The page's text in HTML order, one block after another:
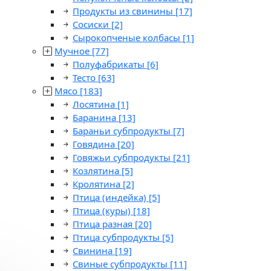
Продукты из свинины [17]
Сосиски [2]
Сырокопченые колбасы [1]
Мучное [77]
Полуфабрикаты [6]
Тесто [63]
Мясо [183]
Лосятина [1]
Баранина [13]
Бараньи субпродукты [7]
Говядина [20]
Говяжьи субпродукты [21]
Козлятина [5]
Кролятина [2]
Птица (индейка) [5]
Птица (куры) [18]
Птица разная [20]
Птица субпродукты [5]
Свинина [19]
Свиные субпродукты [11]